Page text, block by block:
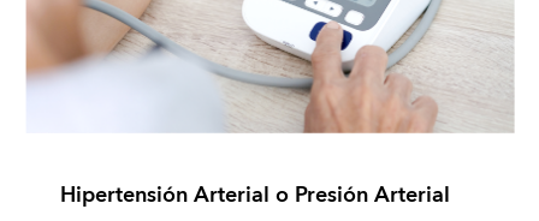
Hipertensión Arterial o Presión Arterial